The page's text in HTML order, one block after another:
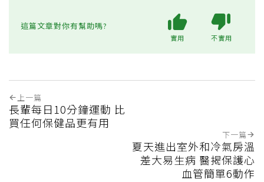
這篇文章對你有幫助嗎?
實用 不實用
上一篇
長輩每日10分鐘運動 比
買任何保健品更有用
下一篇
夏天進出室外和冷氣房溫
差大易生病 醫揭保護心
血管簡單6動作